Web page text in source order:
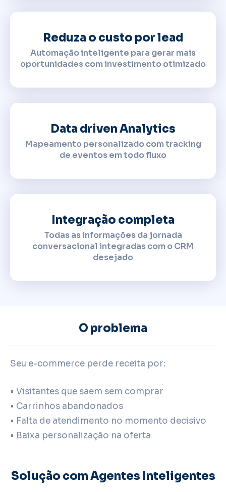
Reduza o custo por lead
Automação inteligente para gerar mais
oportunidades com investimento otimizado
Data driven Analytics
Mapeamento personalizado com tracking
de eventos em todo fluxo
Integração completa
Todas as informações da jornada
conversacional integradas com o CRM
desejado
O problema
Seu e-commerce perde receita por:
• Visitantes que saem sem comprar
• Carrinhos abandonados
• Falta de atendimento no momento decisivo
• Baixa personalização na oferta
Solução com Agentes Inteligentes